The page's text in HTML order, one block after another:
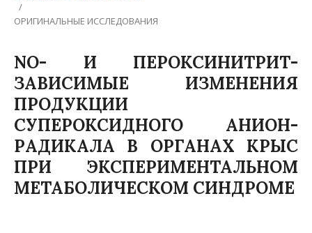
/
ОРИГИНАЛЬНЫЕ ИССЛЕДОВАНИЯ
NO- И ПЕРОКСИНИТРИТ-
ЗАВИСИМЫЕ ИЗМЕНЕНИЯ
ПРОДУКЦИИ
СУПЕРОКСИДНОГО АНИОН-
РАДИКАЛА В ОРГАНАХ КРЫС
ПРИ ЭКСПЕРИМЕНТАЛЬНОМ
МЕТАБОЛИЧЕСКОМ СИНДРОМЕ